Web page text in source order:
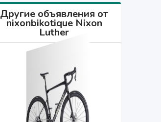
Другие объявления от
nixonbikotique Nixon
Luther